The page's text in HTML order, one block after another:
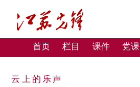
首页 栏目 课件 党课
云上的乐声